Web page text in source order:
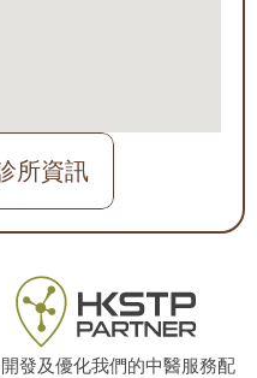
所資訊
發及優化我們的中醫服務配